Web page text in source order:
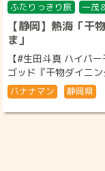
ふたりっきり旅 一茂
【静岡】熱海「
ま」
【#生田斗真 ハイパ
ゴッド『干物ダイニ
バナナマン 静岡県